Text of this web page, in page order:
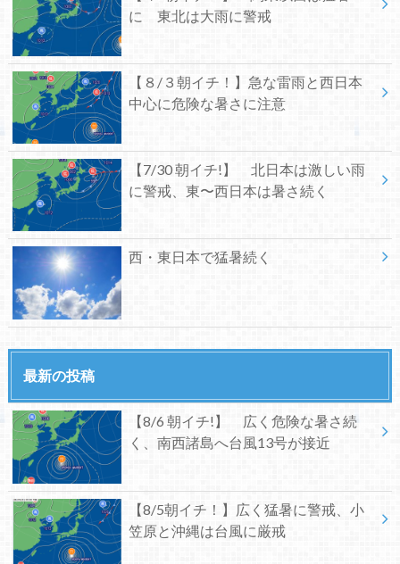
に 東北は大雨に警戒
【８/３朝イチ！】急な雷雨と西日本
中心に危険な暑さに注意
【7/30 朝イチ!】 北日本は激しい雨
に警戒、東〜西日本は暑さ続く
西・東日本で猛暑続く
最新の投稿
【8/6 朝イチ!】 広く危険な暑さ続
く、南西諸島へ台風13号が接近
【8/5朝イチ！】広く猛暑に警戒、小
笠原と沖縄は台風に厳戒